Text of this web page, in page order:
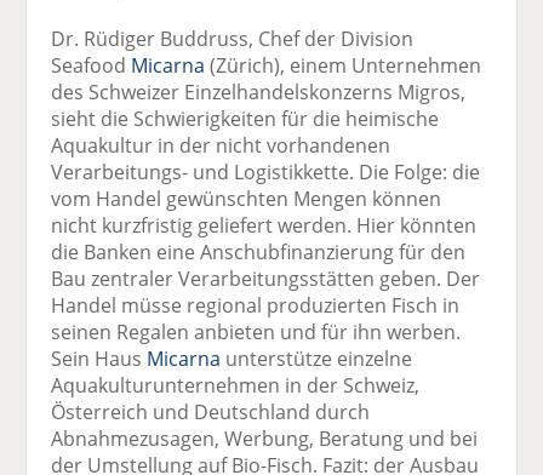
Dr. Rüdiger Buddruss, Chef der Division
Seafood Micarna(Zürich), einem Unternehmen
des Schweizer Einzelhandelskonzerns Migros,
sieht die Schwierigkeiten für die heimische
Aquakultur in der nicht vorhandenen
Verarbeitungs- und Logistikkette. Die Folge: die
vom Handel gewünschten Mengen können
nicht kurzfristig geliefert werden. Hier könnten
die Banken eine Anschubfinanzierung für den
Bau zentraler Verarbeitungsstätten geben. Der
Handel müsse regional produzierten Fisch in
seinen Regalen anbieten und für ihn werben.
Sein Haus Micarna unterstütze einzelne
Aquakulturunternehmen in der Schweiz,
Österreich und Deutschland durch
Abnahmezusagen, Werbung, Beratung und bei
der Umstellung auf Bio-Fisch. Fazit: der Ausbau